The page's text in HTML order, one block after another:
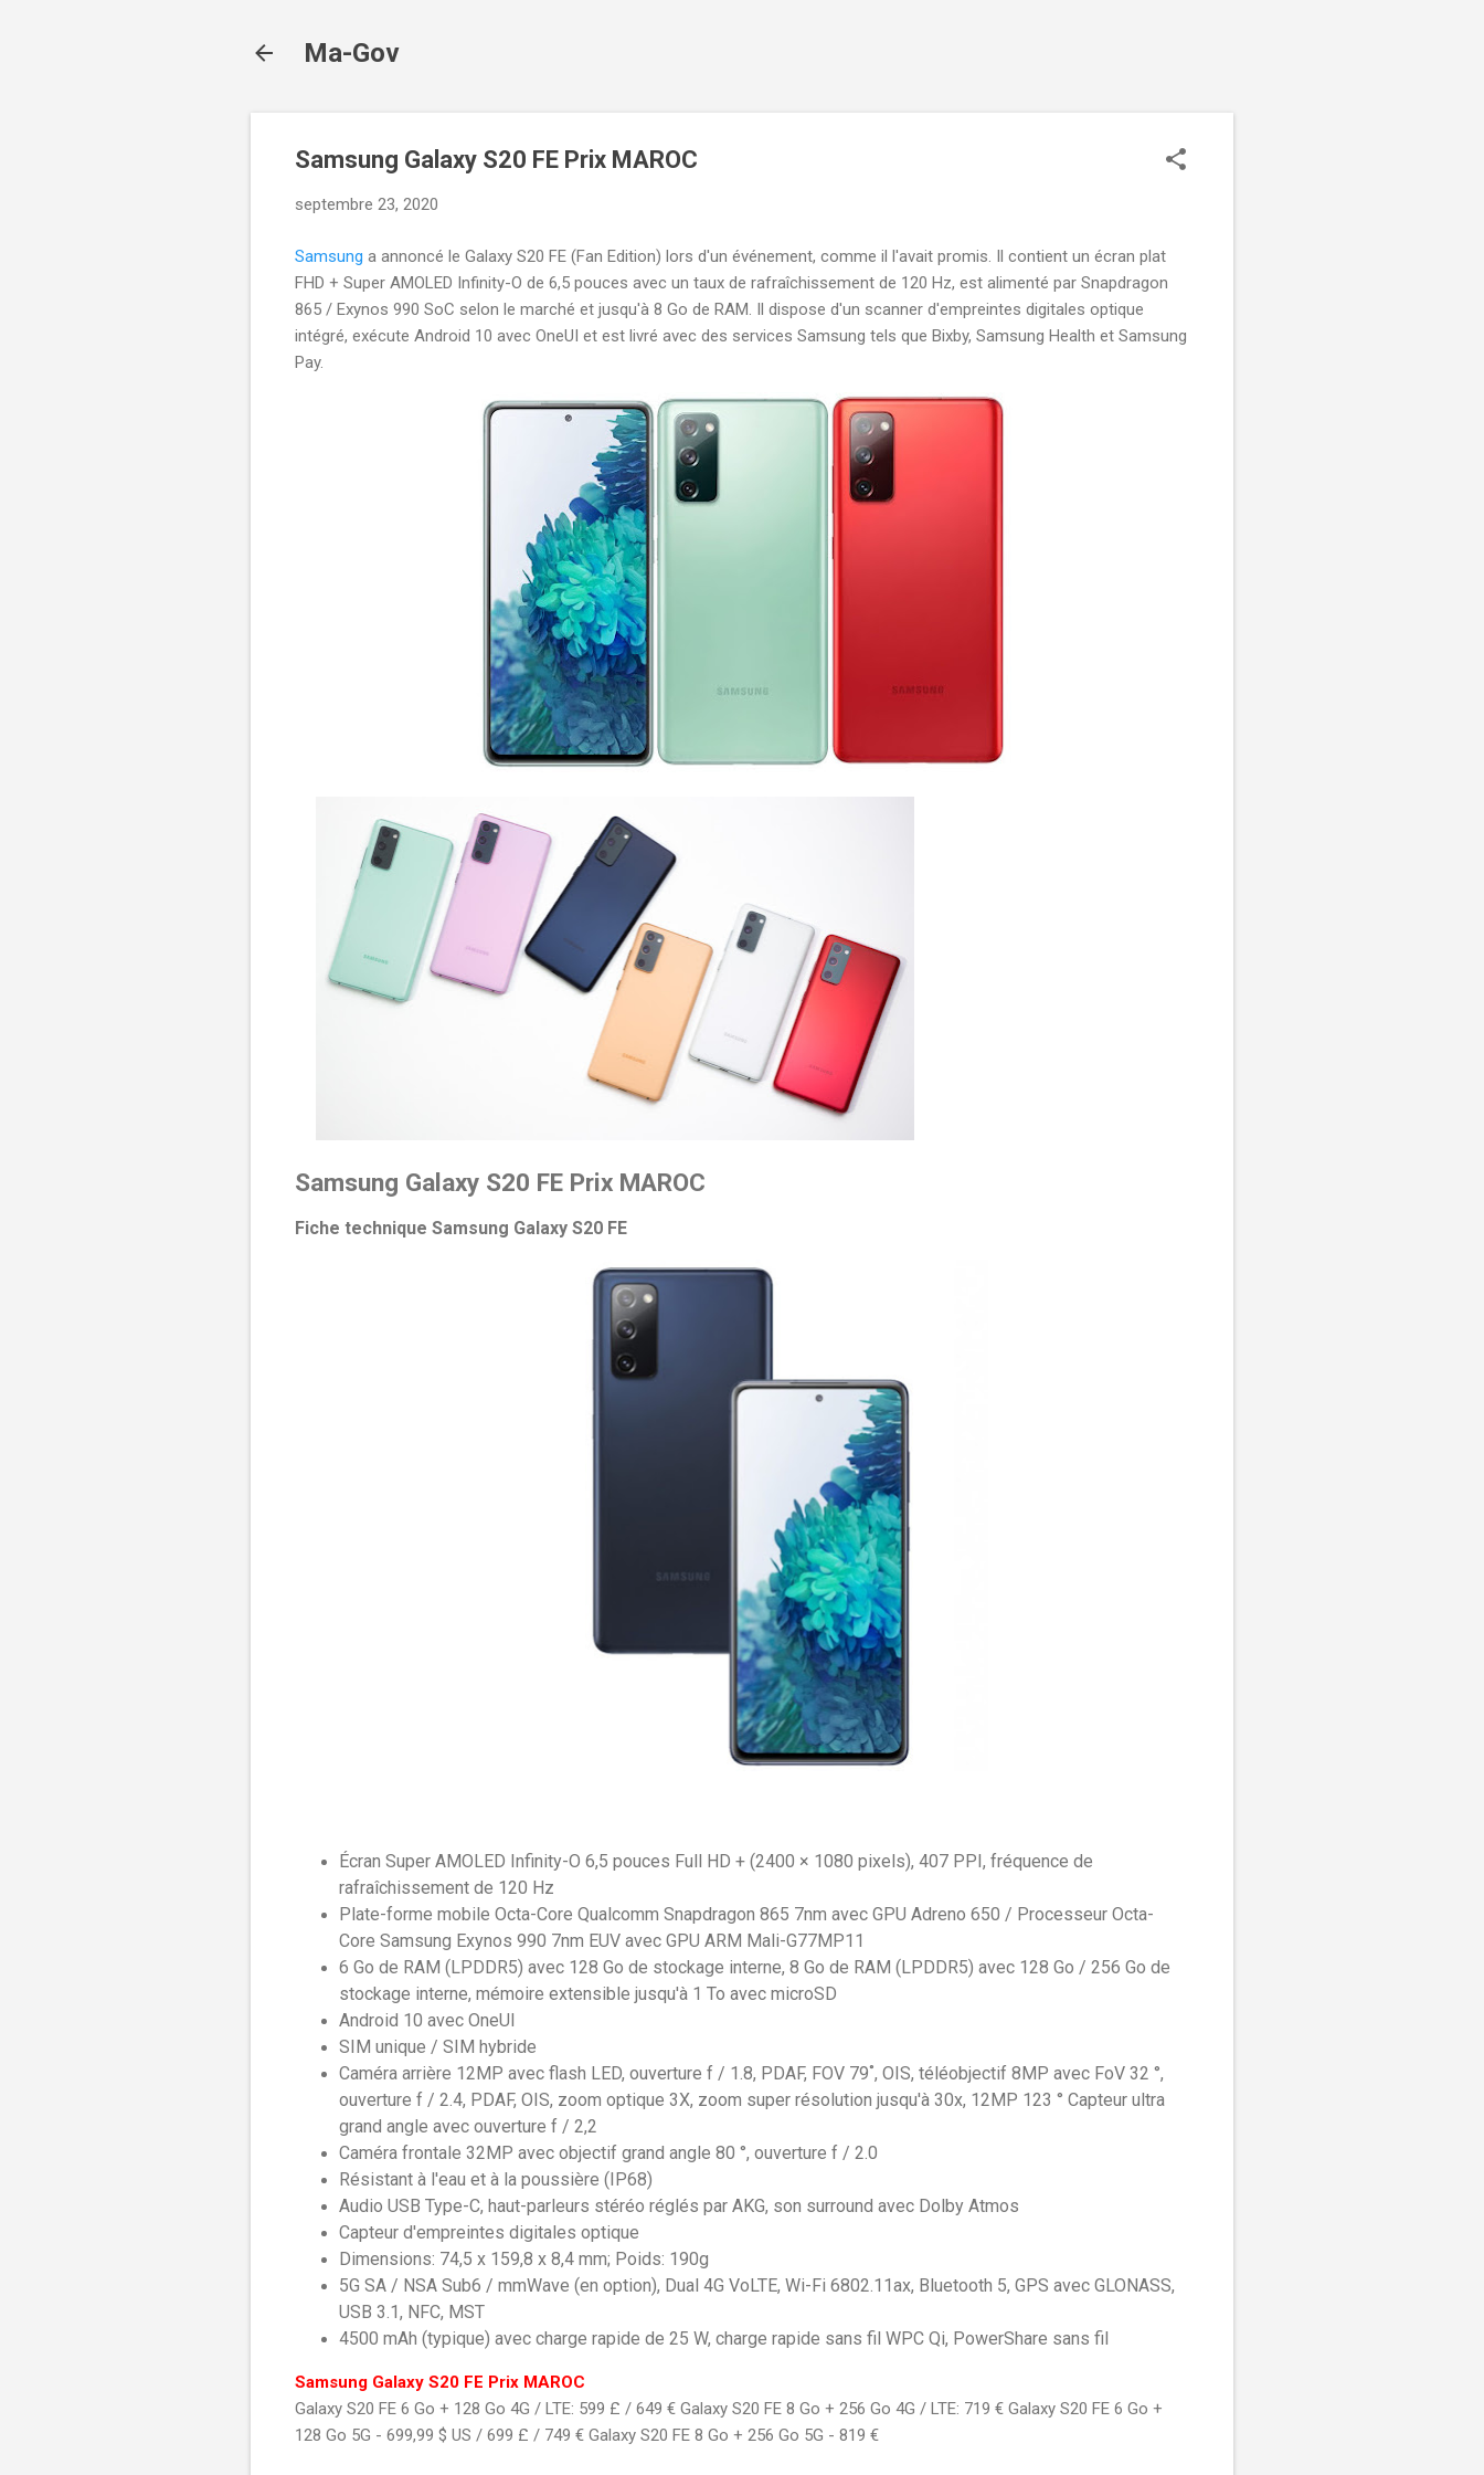
Ma-Gov
Samsung Galaxy S20 FE Prix MAROC
septembre 23, 2020
Samsung a annoncé le Galaxy S20 FE (Fan Edition) lors d'un événement, comme il l'avait promis. Il contient un écran plat
FHD + Super AMOLED Infinity-O de 6,5 pouces avec un taux de rafraîchissement de 120 Hz, est alimenté par Snapdragon
865 / Exynos 990 SoC selon le marché et jusqu'à 8 Go de RAM. Il dispose d'un scanner d'empreintes digitales optique
intégré, exécute Android 10 avec OneUI et est livré avec des services Samsung tels que Bixby, Samsung Health et Samsung
Pay.
Samsung Galaxy S20 FE Prix MAROC
Fiche technique Samsung Galaxy S20 FE
Écran Super AMOLED Infinity-O 6,5 pouces Full HD + (2400 × 1080 pixels), 407 PPI, fréquence de
rafraîchissement de 120 Hz
Plate-forme mobile Octa-Core Qualcomm Snapdragon 865 7nm avec GPU Adreno 650 / Processeur Octa-
Core Samsung Exynos 990 7nm EUV avec GPU ARM Mali-G77MP11
6 Go de RAM (LPDDR5) avec 128 Go de stockage interne, 8 Go de RAM (LPDDR5) avec 128 Go / 256 Go de
stockage interne, mémoire extensible jusqu'à 1 To avec microSD
Android 10 avec OneUI
SIM unique / SIM hybride
Caméra arrière 12MP avec flash LED, ouverture f / 1.8, PDAF, FOV 79˚, OIS, téléobjectif 8MP avec FoV 32 °,
ouverture f / 2.4, PDAF, OIS, zoom optique 3X, zoom super résolution jusqu'à 30x, 12MP 123 ° Capteur ultra
grand angle avec ouverture f / 2,2
Caméra frontale 32MP avec objectif grand angle 80 °, ouverture f / 2.0
Résistant à l'eau et à la poussière (IP68)
Audio USB Type-C, haut-parleurs stéréo réglés par AKG, son surround avec Dolby Atmos
Capteur d'empreintes digitales optique
Dimensions: 74,5 x 159,8 x 8,4 mm; Poids: 190g
5G SA / NSA Sub6 / mmWave (en option), Dual 4G VoLTE, Wi-Fi 6802.11ax, Bluetooth 5, GPS avec GLONASS,
USB 3.1, NFC, MST
4500 mAh (typique) avec charge rapide de 25 W, charge rapide sans fil WPC Qi, PowerShare sans fil
Samsung Galaxy S20 FE Prix MAROC
Galaxy S20 FE 6 Go + 128 Go 4G / LTE: 599 £ / 649 € Galaxy S20 FE 8 Go + 256 Go 4G / LTE: 719 € Galaxy S20 FE 6 Go +
128 Go 5G - 699,99 $ US / 699 £ / 749 € Galaxy S20 FE 8 Go + 256 Go 5G - 819 €